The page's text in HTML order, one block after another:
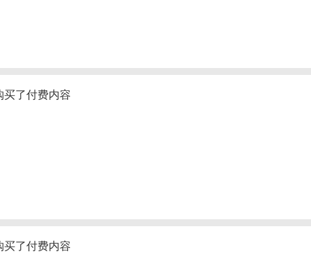
了付费内容
了付费内容